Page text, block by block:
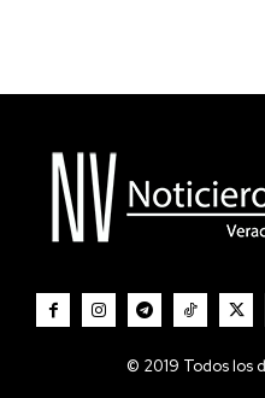
© 2019 Todos los